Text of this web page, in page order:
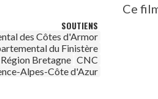
SOUTIENS
des Côtes d'Armor
du Finistère
Région Bretagne CNC
Alpes-Côte d'Azur
Ce